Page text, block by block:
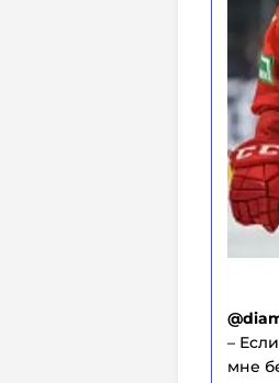
–
мне